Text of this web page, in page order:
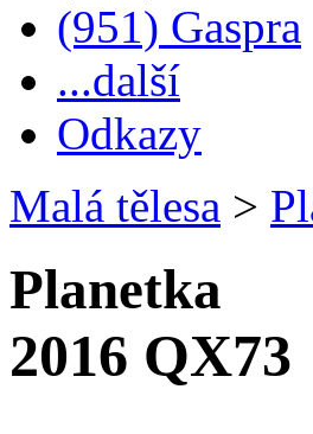
(951) Gaspra
...další
Odkazy
Malá tělesa >
Planetka
2016 QX73